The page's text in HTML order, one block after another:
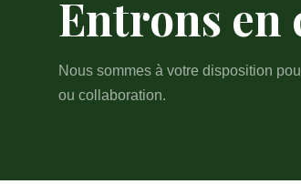
Entrons en
Nous sommes à votre disposition
ou collaboration.